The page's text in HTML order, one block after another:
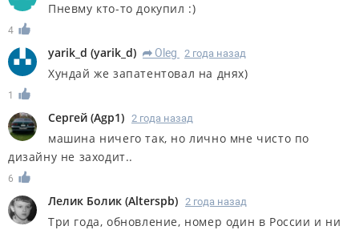
Пневму кто-то докупил :)
4
yarik_d (yarik_d) R Oleg 2 года назад
Хундай же запатентовал на днях)
1
Сергей (Agp1) 2 года назад
машина ничего так, но лично мне чисто по
дизайну не заходит..
6
Лелик Болик (Alterspb) 2 года назад
Три года, обновление, номер один в России и ни